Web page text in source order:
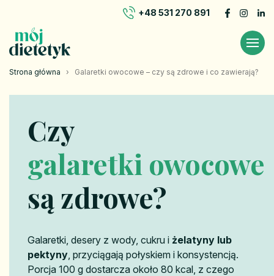
+48 531 270 891
Strona główna › Galaretki owocowe – czy są zdrowe i co zawierają?
Czy
galaretki owocowe
są zdrowe?
Galaretki, desery z wody, cukru i żelatyny lub
pektyny , przyciągają połyskiem i konsystencją.
Porcja 100 g dostarcza około 80 kcal, z czego